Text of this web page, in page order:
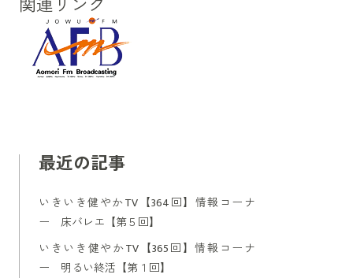
レ
関連リンク
最近の記事
いきいき健やかTV【364回】情報コーナ
ー 床バレエ【第５回】
いきいき健やかTV【365回】情報コーナ
ー 明るい終活【第１回】